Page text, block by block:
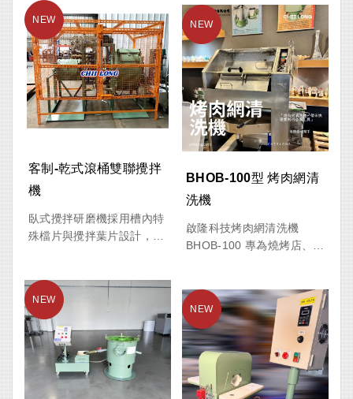
去毛邊、倒角、去氧化層及
表面拋光效果。可依加工需
求選擇六角桶（SHB）或八
角桶（SOB），並提供有內
襯與無內襯兩種桶體配置，
滿足不同材質與加工條件需
求。
削作用，可快速完成去毛
邊、倒角、拋光、除鏽及表
面光飾等加工程序。機台具
備高效率、低噪音及操作簡
便等優點，適合長時間連續
運轉，大幅提升生產效率與
產品品質。
客制-乾式滾桶雙聯攪拌
機
臥式攪拌研磨機採用槽內特
殊檔片與攪拌葉片設計，透
粒爐渣、爐石及各類原料進
行粉碎、細化與均勻混合。
設備運轉時，原料與研磨介
質於槽體內持續翻滾、撞擊
及摩擦，有效提升粉碎效
率，適用於各類高硬度、易
BHOB-100型 烤肉網清
洗機
啟隆科技烤肉網清洗機
BHOB-100 專為燒烤店、餐
本的最佳設備。有效解決人
工刷洗烤網耗時費力的問
題，快速去除烤網表面油垢
與燒焦殘渣，讓店家將更多
時間投入於營運與服務品質
提升。